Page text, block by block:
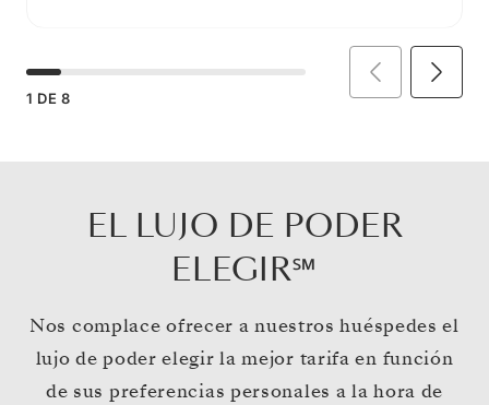
1 DE 8
EL LUJO DE PODER
ELEGIR℠
Nos complace ofrecer a nuestros huéspedes el
lujo de poder elegir la mejor tarifa en función
de sus preferencias personales a la hora de